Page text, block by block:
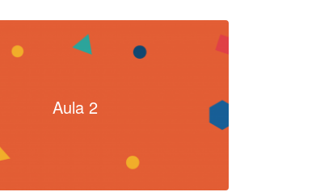
Aula 2